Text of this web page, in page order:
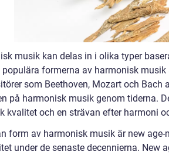
musik kan delas in i olika typer
populära formerna av harmonisk
som Beethoven, Mozart och Bach
på harmonisk musik genom tiderna.
kvalitet och en strävan efter harmoni
form av harmonisk musik är new age-
under de senaste decennierna. New